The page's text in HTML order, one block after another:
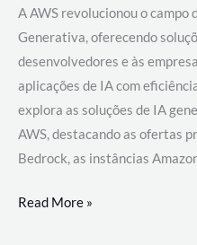
A AWS revolucionou o
Generativa, oferecendo
desenvolvedores e às
aplicações de IA com
explora as soluções de IA
AWS, destacando as ofertas
Bedrock, as instâncias
Utilizando
Read More »